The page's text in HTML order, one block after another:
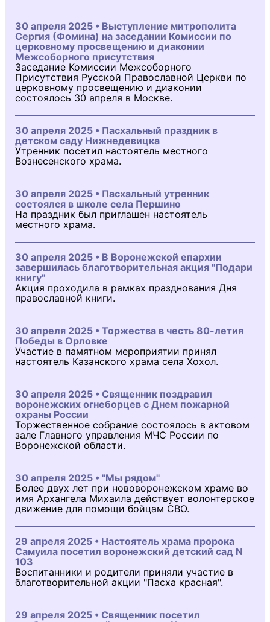
30 апреля 2025 • Выступление митрополита
Сергия (Фомина) на заседании Комиссии по
церковному просвещению и диаконии
Межсоборного присутствия
Заседание Комиссии Межсоборного
Присутствия Русской Православной Церкви по
церковному просвещению и диаконии
состоялось 30 апреля в Москве.
30 апреля 2025 • Пасхальный праздник в
детском саду Нижнедевицка
Утренник посетил настоятель местного
Вознесенского храма.
30 апреля 2025 • Пасхальный утренник
состоялся в школе села Першино
На праздник был приглашен настоятель
местного храма.
30 апреля 2025 • В Воронежской епархии
завершилась благотворительная акция "Подари
книгу"
Акция проходила в рамках празднования Дня
православной книги.
30 апреля 2025 • Торжества в честь 80-летия
Победы в Орловке
Участие в памятном мероприятии принял
настоятель Казанского храма села Хохол.
30 апреля 2025 • Священник поздравил
воронежских огнеборцев с Днем пожарной
охраны России
Торжественное собрание состоялось в актовом
зале Главного управления МЧС России по
Воронежской области.
30 апреля 2025 • "Мы рядом"
Более двух лет при нововоронежском храме во
имя Архангела Михаила действует волонтерское
движение для помощи бойцам СВО.
29 апреля 2025 • Настоятель храма пророка
Самуила посетил воронежский детский сад N
103
Воспитанники и родители приняли участие в
благотворительной акции "Пасха красная".
29 апреля 2025 • Священник посетил